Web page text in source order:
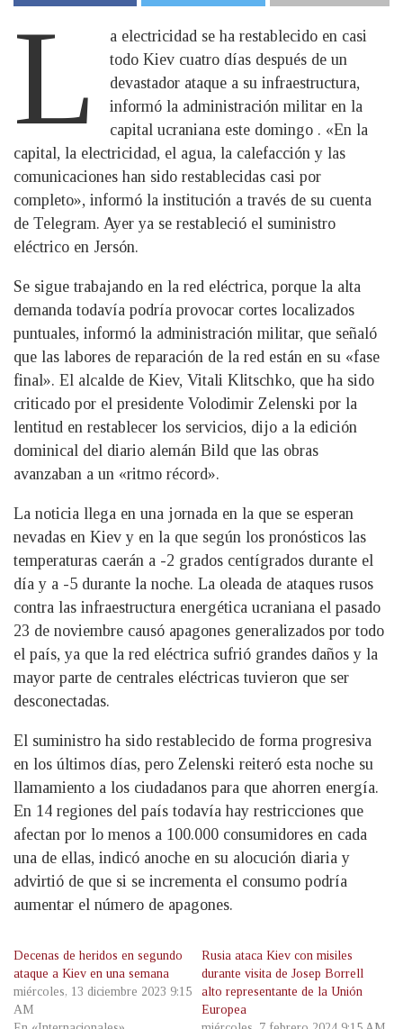
L
a electricidad se ha restablecido en casi
todo Kiev cuatro días después de un
devastador ataque a su infraestructura,
informó la administración militar en la
capital ucraniana este domingo . «En la
capital, la electricidad, el agua, la calefacción y las
comunicaciones han sido restablecidas casi por
completo», informó la institución a través de su cuenta
de Telegram. Ayer ya se restableció el suministro
eléctrico en Jersón.
Se sigue trabajando en la red eléctrica, porque la alta
demanda todavía podría provocar cortes localizados
puntuales, informó la administración militar, que señaló
que las labores de reparación de la red están en su «fase
final». El alcalde de Kiev, Vitali Klitschko, que ha sido
criticado por el presidente Volodimir Zelenski por la
lentitud en restablecer los servicios, dijo a la edición
dominical del diario alemán Bild que las obras
avanzaban a un «ritmo récord».
La noticia llega en una jornada en la que se esperan
nevadas en Kiev y en la que según los pronósticos las
temperaturas caerán a -2 grados centígrados durante el
día y a -5 durante la noche. La oleada de ataques rusos
contra las infraestructura energética ucraniana el pasado
23 de noviembre causó apagones generalizados por todo
el país, ya que la red eléctrica sufrió grandes daños y la
mayor parte de centrales eléctricas tuvieron que ser
desconectadas.
El suministro ha sido restablecido de forma progresiva
en los últimos días, pero Zelenski reiteró esta noche su
llamamiento a los ciudadanos para que ahorren energía.
En 14 regiones del país todavía hay restricciones que
afectan por lo menos a 100.000 consumidores en cada
una de ellas, indicó anoche en su alocución diaria y
advirtió de que si se incrementa el consumo podría
aumentar el número de apagones.
Decenas de heridos en segundo
ataque a Kiev en una semana
miércoles, 13 diciembre 2023 9:15
AM
Rusia ataca Kiev con misiles
durante visita de Josep Borrell
alto representante de la Unión
Europea